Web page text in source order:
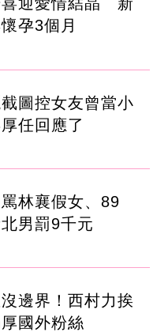
喜迎愛情結晶 新
孕3個月
圖控女友曾當小
任回應了
林襄假女、89
男罰9千元
邊界！西村力挨
國外粉絲